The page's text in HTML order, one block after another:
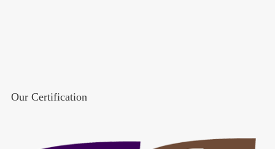
Our Certification